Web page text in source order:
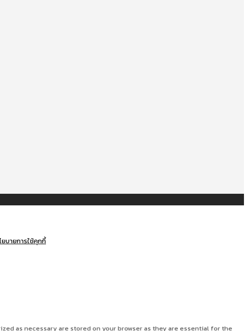
ยบายการใช้คุกกี้
as necessary are stored on your browser as they are essential for the